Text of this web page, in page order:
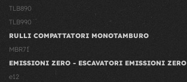
TLB890
TLB990
RULLI COMPATTATORI MONOTAMBURO
MBR71
EMISSIONI ZERO - ESCAVATORI EMISSIONI ZERO
e12